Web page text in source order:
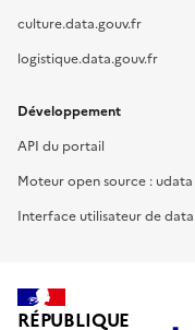
culture.data.gouv.fr
logistique.data.gouv.fr
Développement
API du portail
Moteur open source : udata
Interface utilisateur de
RÉPUBLIQUE